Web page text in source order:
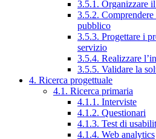
3.5.1. Organizzare
3.5.2.
pubblico
3.5.3. Progettare i
servizio
3.5.4. Realizzare
3.5.5. Validare la
4. Ricerca progettuale
4.1. Ricerca primaria
4.1.1. Interviste
4.1.2. Questionari
4.1.3. Test di
4.1.4. Web analytics